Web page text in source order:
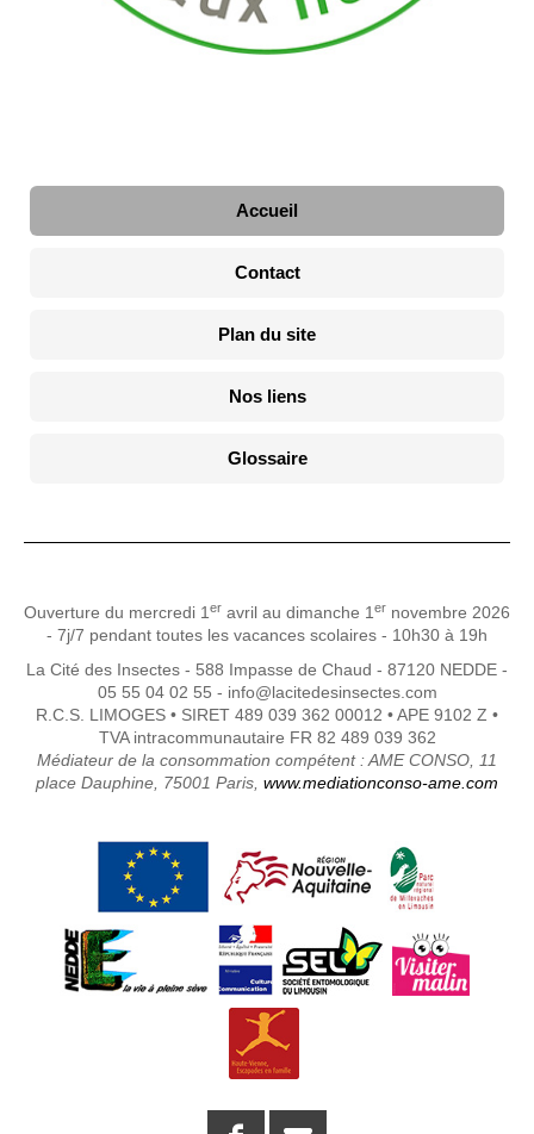
Accueil
Contact
Plan du site
Nos liens
Glossaire
Ouverture du mercredi 1 er avril au dimanche 1 er novembre 2026
- 7j/7 pendant toutes les vacances scolaires - 10h30 à 19h
La Cité des Insectes - 588 Impasse de Chaud - 87120 NEDDE -
05 55 04 02 55 - info@lacitedesinsectes.com
R.C.S. LIMOGES • SIRET 489 039 362 00012 • APE 9102 Z •
TVA intracommunautaire FR 82 489 039 362
Médiateur de la consommation compétent : AME CONSO, 11
place Dauphine, 75001 Paris, www.mediationconso-ame.com